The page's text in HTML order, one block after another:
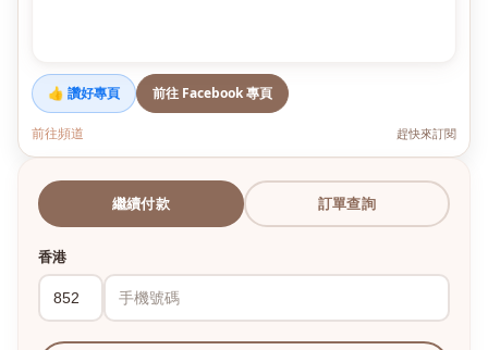
👍 讚好專頁 前往 Facebook 專頁
前往頻道 趕快來訂閱
繼續付款 訂單查詢
香港